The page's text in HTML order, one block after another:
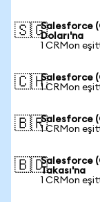
🇸🇬Salesforce
Doları'na
1 CRMon
🇨🇭Salesforce
1 CRMon
🇧🇷Salesforce
1 CRMon
🇧🇩Salesforce
Takası'na
1 CRMon